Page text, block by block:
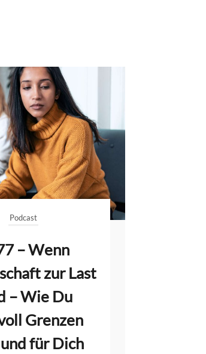
Podcast
– Wenn
zur Last
– Wie Du
Grenzen
für Dich